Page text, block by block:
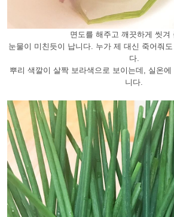
면도를 해주고 깨끗하게 씻겨
눈물이 미친듯이 납니다. 누가 제 대신 죽어줘
다.
뿌리 색깔이 살짝 보라색으로 보이는데, 실온
니다.